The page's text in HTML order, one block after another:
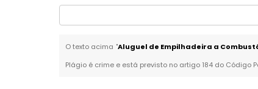
O texto acima "Aluguel de Empilhadeira a
Plágio é crime e está previsto no artigo 184 do Código